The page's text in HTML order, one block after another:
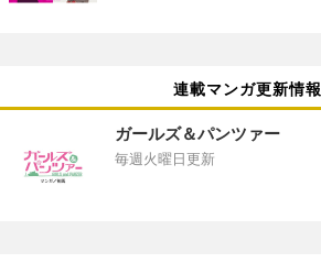
連載マンガ更新情報
ガールズ＆パンツァー
毎週火曜日更新